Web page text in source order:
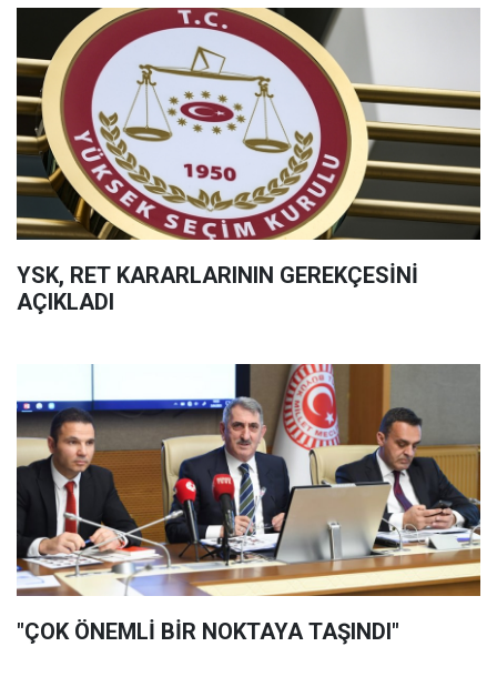
YSK, RET KARARLARININ GEREKÇESİNİ
AÇIKLADI
"ÇOK ÖNEMLİ BİR NOKTAYA TAŞINDI"